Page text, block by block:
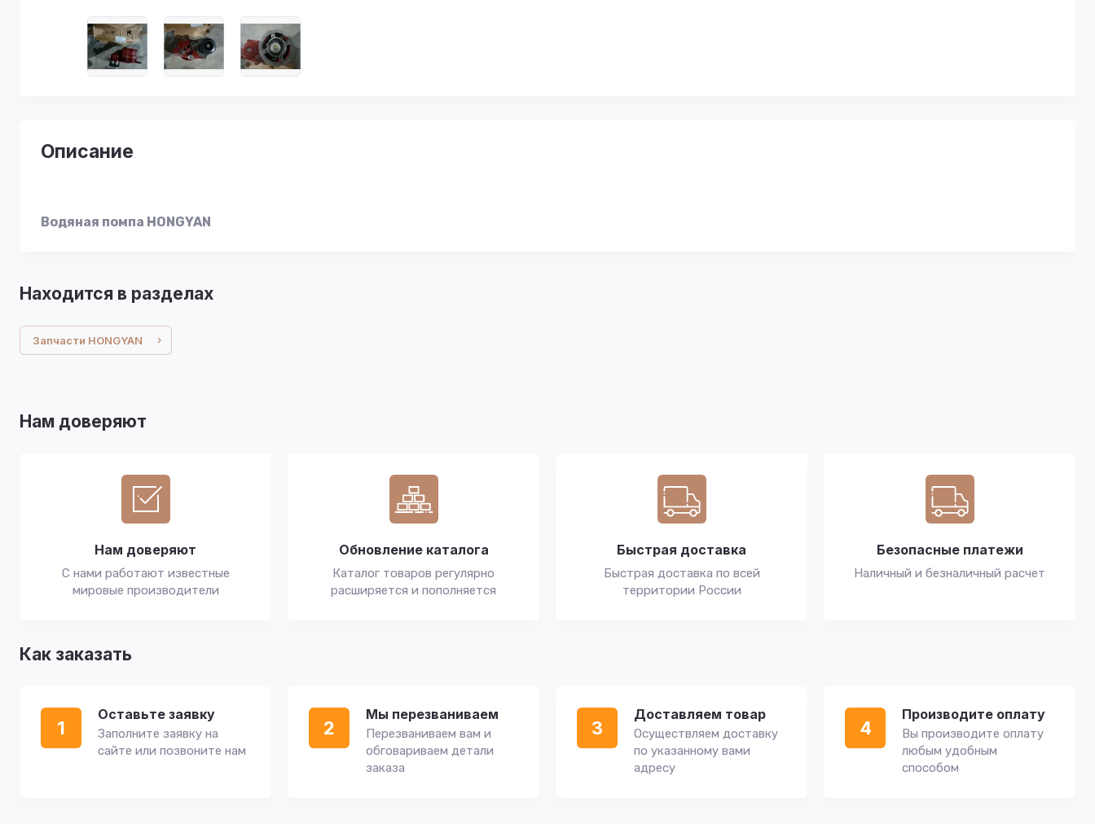
Описание
Водяная помпа HONGYAN
Находится в разделах
Запчасти HONGYAN
Нам доверяют
Нам доверяют
С нами работают известные
мировые производители
Обновление каталога
Каталог товаров регулярно
расширяется и пополняется
Быстрая доставка
Быстрая доставка по всей
территории России
Безопасные платежи
Наличный и безналичный расчет
Как заказать
1
Оставьте заявку
Заполните заявку на
сайте или позвоните нам
2
Мы перезваниваем
Перезваниваем вам и
обговариваем детали
заказа
3
Доставляем товар
Осуществляем доставку
по указанному вами
адресу
4
Производите оплату
Вы производите оплату
любым удобным
способом